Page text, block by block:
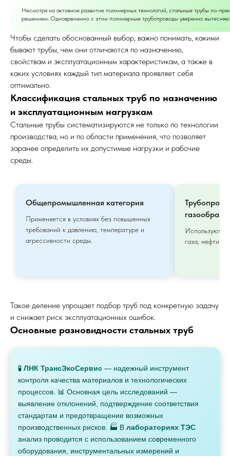
Несмотря на активное развитие полимерных технологий, стальные трубы по-
решением. Одновременно с этим полимерные трубопроводы уверенно
Чтобы сделать обоснованный выбор, важно понимать, какими
бывают трубы, чем они отличаются по назначению,
свойствам и эксплуатационным характеристикам, а также в
каких условиях каждый тип материала проявляет себя
оптимально.
Классификация стальных труб по назначению
и эксплуатационным нагрузкам
Стальные трубы систематизируются не только по технологии
производства, но и по области применения, что позволяет
заранее определить их допустимые нагрузки и рабочие
среды.
Общепромышленная категория
Применяется в условиях без повышенных
требований к давлению, температуре и
агрессивности среды.
газа, нефти и
Такое деление упрощает подбор труб под конкретную задачу
и снижает риск эксплуатационных ошибок.
Основные разновидности стальных труб
🧪 ЛНК ТрансЭкоСервис — надежный инструмент
контроля качества материалов и технологических
процессов. 📊 Основная цель исследований —
выявление отклонений, подтверждение соответствия
стандартам и предотвращение возможных
производственных рисков. 🏭 В лабораториях ТЭС
анализ проводится с использованием современного
оборудования, инструментальных измерений и